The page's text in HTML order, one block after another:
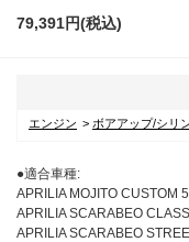
79,391円(税込)
エンジン ボアアップ/シリ
●適合車種:
APRILIA MOJITO CUSTOM
APRILIA SCARABEO
APRILIA SCARABEO